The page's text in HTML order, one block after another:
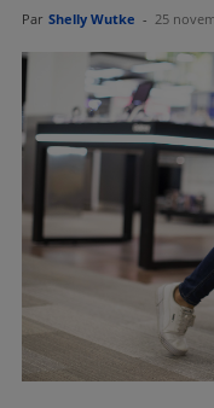
Par Shelly Wutke - 25